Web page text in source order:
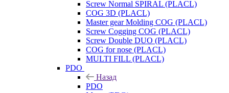
Screw Normal SPIRAL (PLACL)
COG 3D (PLACL)
Master gear Molding COG (PLACL)
Screw Cogging COG (PLACL)
Screw Double DUO (PLACL)
COG for nose (PLACL)
MULTI FILL (PLACL)
PDO
Назад
PDO